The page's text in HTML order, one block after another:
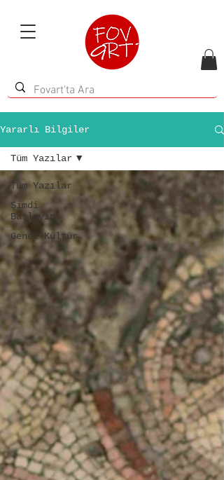
Yararlı Bilgiler
Tüm Yazılar
Şimdi
Başlayın
Genel Kültür
Tüm Yazılar